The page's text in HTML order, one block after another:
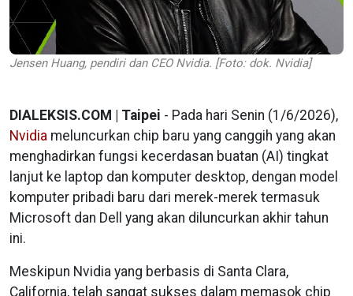
Jensen Huang, pendiri dan CEO Nvidia. [Foto: dok. Nvidia]
DIALEKSIS.COM | Taipei - Pada hari Senin (1/6/2026),
Nvidia meluncurkan chip baru yang canggih yang akan
menghadirkan fungsi kecerdasan buatan (AI) tingkat
lanjut ke laptop dan komputer desktop, dengan model
komputer pribadi baru dari merek-merek termasuk
Microsoft dan Dell yang akan diluncurkan akhir tahun
ini.
Meskipun Nvidia yang berbasis di Santa Clara,
California, telah sangat sukses dalam memasok chip